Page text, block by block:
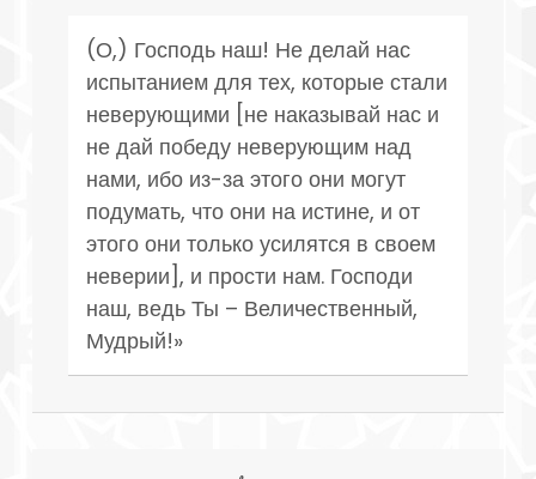
(О,) Господь наш! Не делай нас
испытанием для тех, которые стали
неверующими [не наказывай нас и
не дай победу неверующим над
нами, ибо из-за этого они могут
подумать, что они на истине, и от
этого они только усилятся в своем
неверии], и прости нам. Господи
наш, ведь Ты – Величественный,
Мудрый!»